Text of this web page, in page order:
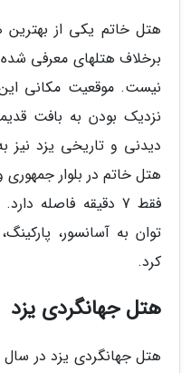
برخلاف هتلهای معرفی
نیست. موقعیت مکانی
نزدیک بودن به بافت
دیدنی و تاریخی یزد
هتل خاتم در بلوار جمهوری
فقط 7 دقیقه فاصله
توان به آسانسور،
کرد.
هتل جهانگردی یزد